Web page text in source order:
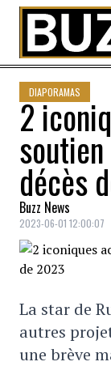
Skip to content
DIAPORAMAS
2
soutien
décès
Buzz News
2023-06-01 12:00:07
La star de
autres
une brève